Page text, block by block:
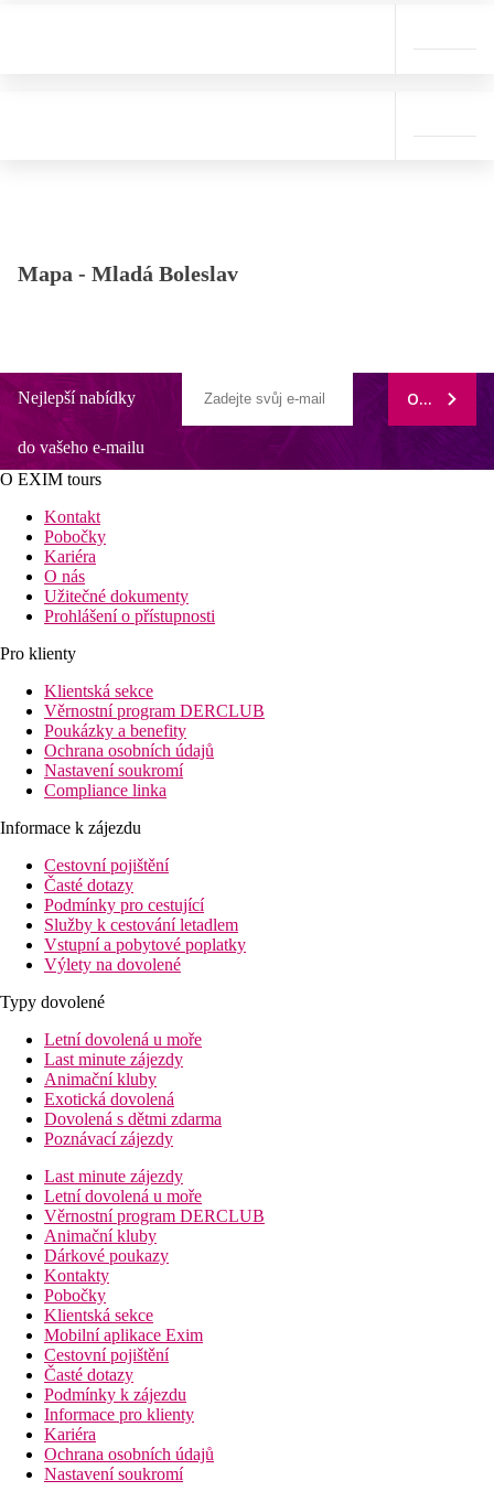
Mapa - Mladá Boleslav
Nejlepší nabídky
do vašeho e-mailu
ODEBÍRAT
O EXIM tours
Kontakt
Pobočky
Kariéra
O nás
Užitečné dokumenty
Prohlášení o přístupnosti
Pro klienty
Klientská sekce
Věrnostní program DERCLUB
Poukázky a benefity
Ochrana osobních údajů
Nastavení soukromí
Compliance linka
Informace k zájezdu
Cestovní pojištění
Časté dotazy
Podmínky pro cestující
Služby k cestování letadlem
Vstupní a pobytové poplatky
Výlety na dovolené
Typy dovolené
Letní dovolená u moře
Last minute zájezdy
Animační kluby
Exotická dovolená
Dovolená s dětmi zdarma
Poznávací zájezdy
Last minute zájezdy
Letní dovolená u moře
Věrnostní program DERCLUB
Animační kluby
Dárkové poukazy
Kontakty
Pobočky
Klientská sekce
Mobilní aplikace Exim
Cestovní pojištění
Časté dotazy
Podmínky k zájezdu
Informace pro klienty
Kariéra
Ochrana osobních údajů
Nastavení soukromí